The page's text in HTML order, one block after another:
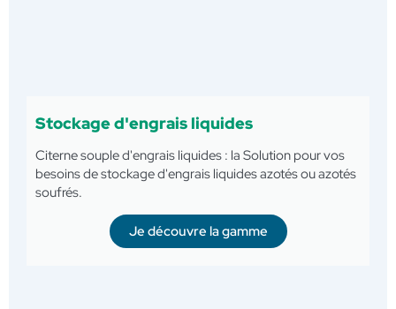
Stockage d'engrais liquides
Citerne souple d'engrais liquides : la Solution pour vos
besoins de stockage d'engrais liquides azotés ou azotés
soufrés.
Je découvre la gamme